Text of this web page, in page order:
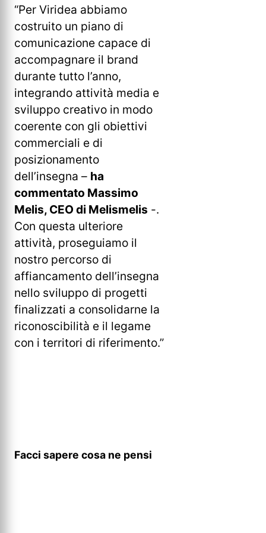
“Per Viridea abbiamo
costruito un piano di
comunicazione capace di
accompagnare il brand
durante tutto l’anno,
integrando attività media e
sviluppo creativo in modo
coerente con gli obiettivi
commerciali e di
posizionamento
dell’insegna – ha
commentato Massimo
Melis, CEO di Melismelis -.
Con questa ulteriore
attività, proseguiamo il
nostro percorso di
affiancamento dell’insegna
nello sviluppo di progetti
finalizzati a consolidarne la
riconoscibilità e il legame
con i territori di riferimento.”
Facci sapere cosa ne pensi